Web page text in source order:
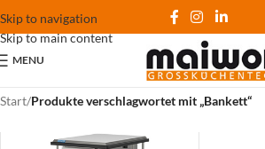
Skip to navigation
Skip to main content
MENU
Start/Produkte verschlagwortet mit „Bankett“